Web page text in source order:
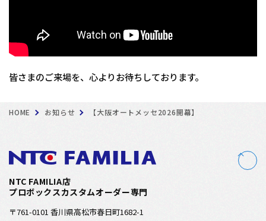
皆さまのご来場を、心よりお待ちしております。
HOME お知らせ 【大阪オートメッセ2026開幕】
NTC FAMILIA店
プロボックスカスタムオーダー専門
〒761-0101 香川県高松市春日町1682-1